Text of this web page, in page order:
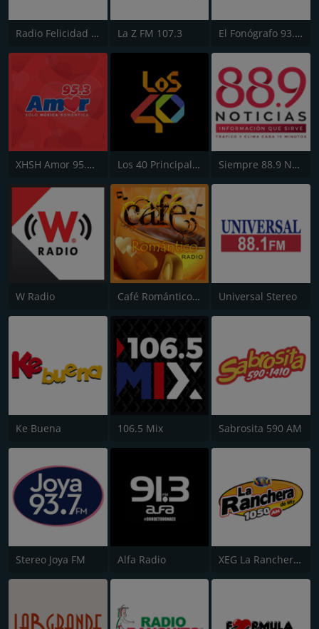
Radio Felicidad 1180 AM La Z FM 107.3 El Fonógrafo 93.7 FM HD2
XHSH Amor 95.3 FM Los 40 Principales Siempre 88.9 Noticias
W Radio Café Romántico Radio Universal Stereo
Ke Buena 106.5 Mix Sabrosita 590 AM
Stereo Joya FM Alfa Radio XEG La Ranchera de Monterrey